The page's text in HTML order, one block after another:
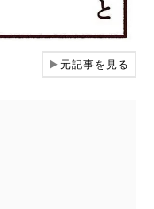
▶元記事を見る